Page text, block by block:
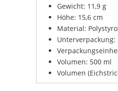
Gewicht: 11,9 g
Höhe: 15,6 cm
Material:
Unterverpackung:
Volumen: 500 ml
Volumen